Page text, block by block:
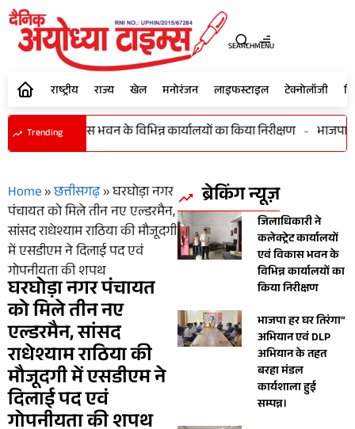
SEARCHMENU
राष्ट्रीय राज्य खेल मनोरंजन लाइफस्टाइल टेक्नोलॉजी
Trending
एवं विकास भवन के विभिन्न कार्यालयों का किया निरीक्षण - भाजपा
Home»छत्तीसगढ़»घरघोड़ा नगर
पंचायत को मिले तीन नए एल्डरमैन,
सांसद राधेश्याम राठिया की मौजूदगी
में एसडीएम ने दिलाई पद एवं
गोपनीयता की शपथ
घरघोड़ा नगर पंचायत
को मिले तीन नए
एल्डरमैन, सांसद
राधेश्याम राठिया की
मौजूदगी में एसडीएम ने
दिलाई पद एवं
ब्रेकिंग न्यूज़
जिलाधिकारी ने
कलेक्ट्रेट कार्यालयों
एवं विकास भवन के
विभिन्न कार्यालयों का
किया निरीक्षण
भाजपा हर घर तिरंगा”
अभियान एवं DLP
अभियान के तहत
बरहा मंडल
कार्यशाला हुई
सम्पन्न।